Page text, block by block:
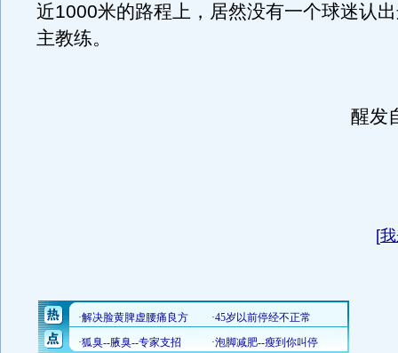
近1000米的路程上，居然没有一个球迷认
主教练。
醒发
[